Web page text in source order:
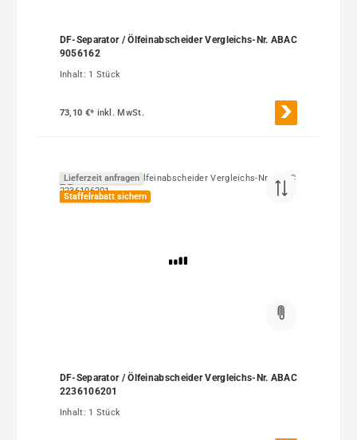
DF-Separator / Ölfeinabscheider Vergleichs-Nr. ABAC
9056162
Inhalt: 1 Stück
73,10 €* inkl. MwSt.
Lieferzeit anfragen
Staffelrabatt sichern
DF-Separator / Ölfeinabscheider Vergleichs-Nr. ABAC
2236106201
Inhalt: 1 Stück